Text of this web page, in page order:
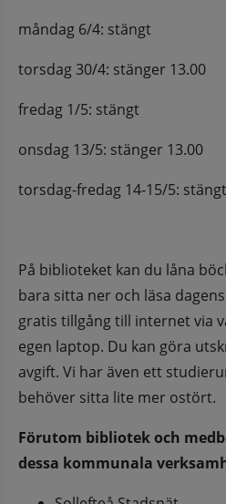
måndag 6/4: stängt
torsdag 30/4: stänger 13.00
fredag 1/5: stängt
onsdag 13/5: stänger 13.00
torsdag-fredag 14-15/5: stängt
På biblioteket kan du låna
bara sitta ner och läsa
gratis tillgång till internet via
egen laptop. Du kan göra
avgift. Vi har även ett
behöver sitta lite mer ostört.
Förutom bibliotek och
dessa kommunala